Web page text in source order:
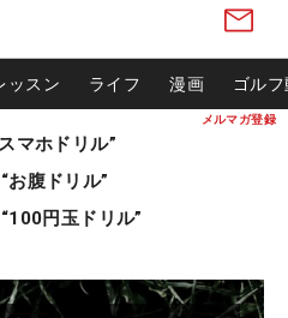
メルマガ登録
ッスン ライフ 漫画 ゴル
マホドリル”
お腹ドリル”
円玉ドリル”